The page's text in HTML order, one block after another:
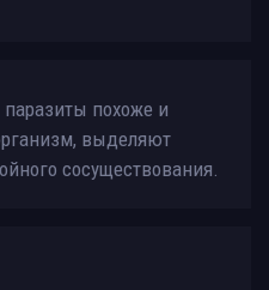
похоже и
выделяют
сосуществования.